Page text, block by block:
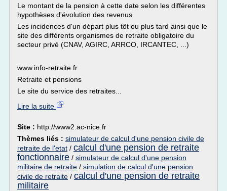
Le montant de la pension à cette date selon les différentes
hypothèses d'évolution des revenus
Les incidences d'un départ plus tôt ou plus tard ainsi que le
site des différents organismes de retraite obligatoire du
secteur privé (CNAV, AGIRC, ARRCO, IRCANTEC, ...)
www.info-retraite.fr
Retraite et pensions
Le site du service des retraites...
Lire la suite
Site : http://www2.ac-nice.fr
Thèmes liés : simulateur de calcul d'une pension civile de
retraite de l'etat / calcul d'une pension de retraite
fonctionnaire / simulateur de calcul d'une pension
militaire de retraite / simulation de calcul d'une pension
civile de retraite / calcul d'une pension de retraite
militaire